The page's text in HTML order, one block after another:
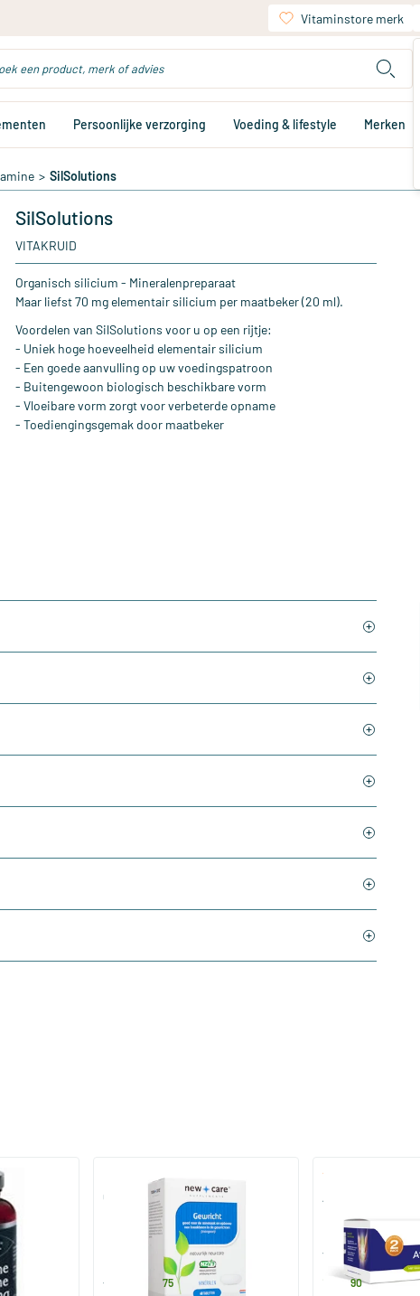
Vitaminstore merk
Persoonlijke verzorging Voeding & lifestyle Merken
> SilSolutions
SilSolutions
VITAKRUID
Organisch silicium - Mineralenpreparaat
Maar liefst 70 mg elementair silicium per maatbeker (20 ml).
Voordelen van SilSolutions voor u op een rijtje:
- Uniek hoge hoeveelheid elementair silicium
- Een goede aanvulling op uw voedingspatroon
- Buitengewoon biologisch beschikbare vorm
- Vloeibare vorm zorgt voor verbeterde opname
- Toediengingsgemak door maatbeker
Gewricht
60/​120 tabletten
vanaf 75
Atrimove 2 pack
880 gram
Vitakruid
114.90